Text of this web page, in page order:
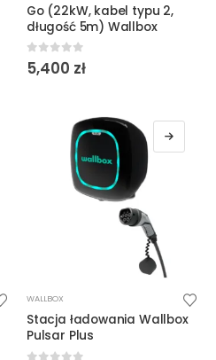
Go (22kW, kabel typu 2,
długość 5m) Wallbox
0out of 5
5,400 zł
ma
wiele
WALLBOX
Stacja ładowania Wallbox
Pulsar Plus